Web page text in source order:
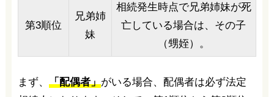
第3順位
兄弟姉
妹
相続発生時点で兄弟姉妹が死
亡している場合は、その子
（甥姪）。
まず、 「配偶者」がいる場合、配偶者は必ず法定